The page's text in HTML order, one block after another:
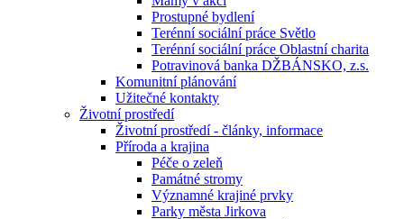
Prostupné bydlení
Terénní sociální práce Světlo
Terénní sociální práce Oblastní charita
Potravinová banka DŽBÁNSKO, z.s.
Komunitní plánování
Užitečné kontakty
Životní prostředí
Životní prostředí - články, informace
Příroda a krajina
Péče o zeleň
Památné stromy
Významné krajiné prvky
Parky města Jirkova